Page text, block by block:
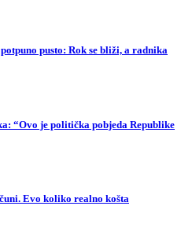
pusto: Rok se bliži, a radnika
“Ovo je politička pobjeda Republike
Evo koliko realno košta